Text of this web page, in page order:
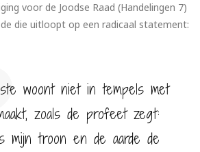
voor de Joodse Raad (Handelingen 7)
die uitloopt op een radicaal statement:
woont niet in tempels met
zoals de profeet zegt:
mijn troon en de aarde de